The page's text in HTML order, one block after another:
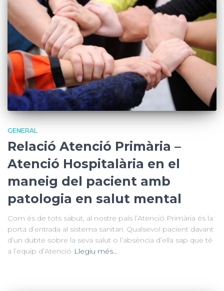
GENERAL
Relació Atenció Primària –
Atenció Hospitalària en el
maneig del pacient amb
patologia en salut mental
Com és de tots sabut, al nostre país l’Atenció Primària és la
porta d’entrada al sistema sanitari. Qualsevol pacient davant
d’un dubte sobre la seva salut o l’absència d’ella sap que té
a l’equip d’Atenció Llegiu més…